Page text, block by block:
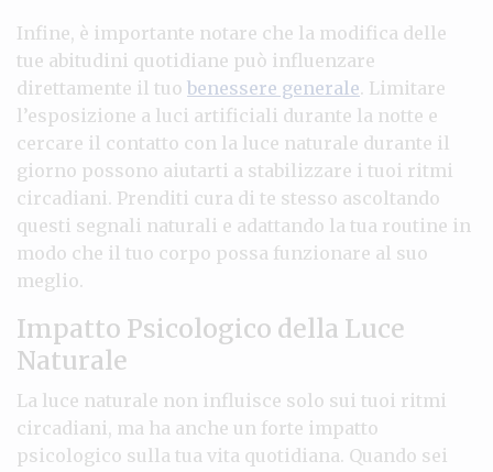
Infine, è importante notare che la modifica delle
tue abitudini quotidiane può influenzare
direttamente il tuo benessere generale. Limitare
l’esposizione a luci artificiali durante la notte e
cercare il contatto con la luce naturale durante il
giorno possono aiutarti a stabilizzare i tuoi ritmi
circadiani. Prenditi cura di te stesso ascoltando
questi segnali naturali e adattando la tua routine in
modo che il tuo corpo possa funzionare al suo
meglio.
Impatto Psicologico della Luce
Naturale
La luce naturale non influisce solo sui tuoi ritmi
circadiani, ma ha anche un forte impatto
psicologico sulla tua vita quotidiana. Quando sei